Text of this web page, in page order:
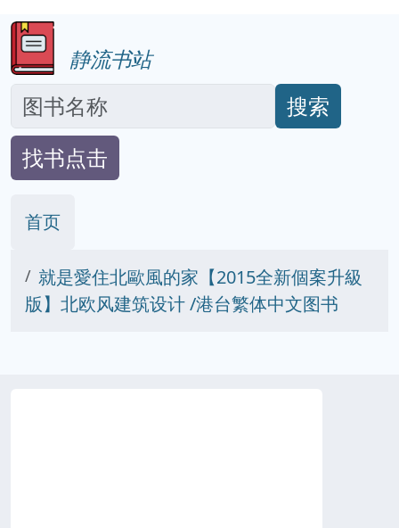
静流书站
搜索
找书点击
首页
就是愛住北歐風的家【2015全新個案升級
版】北欧风建筑设计 /港台繁体中文图书